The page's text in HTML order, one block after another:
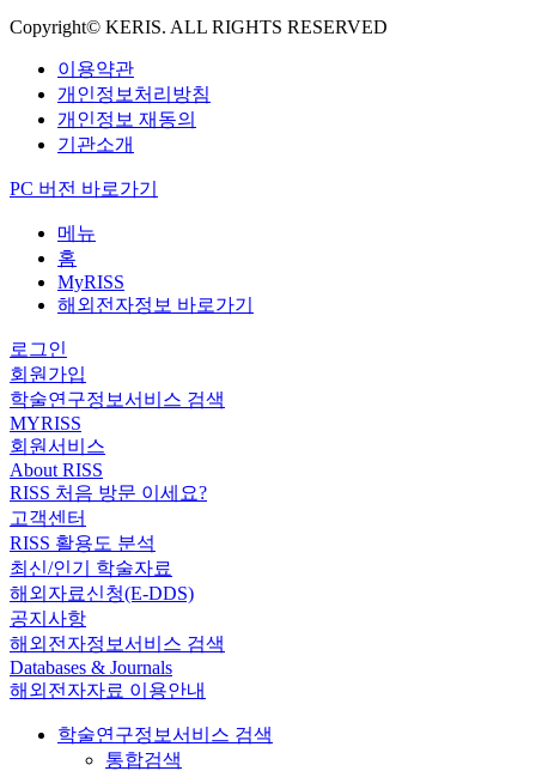
Copyright© KERIS. ALL RIGHTS RESERVED
이용약관
개인정보처리방침
개인정보 재동의
기관소개
PC 버전 바로가기
메뉴
홈
MyRISS
해외전자정보 바로가기
로그인
회원가입
학술연구정보서비스 검색
MYRISS
회원서비스
About RISS
RISS 처음 방문 이세요?
고객센터
RISS 활용도 분석
최신/인기 학술자료
해외자료신청(E-DDS)
공지사항
해외전자정보서비스 검색
Databases & Journals
해외전자자료 이용안내
학술연구정보서비스 검색
통합검색